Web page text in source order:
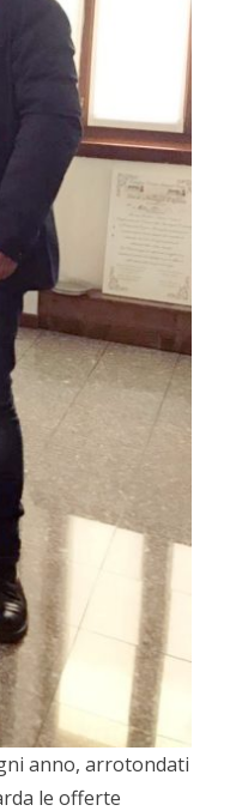
anno, arrotondati
le offerte